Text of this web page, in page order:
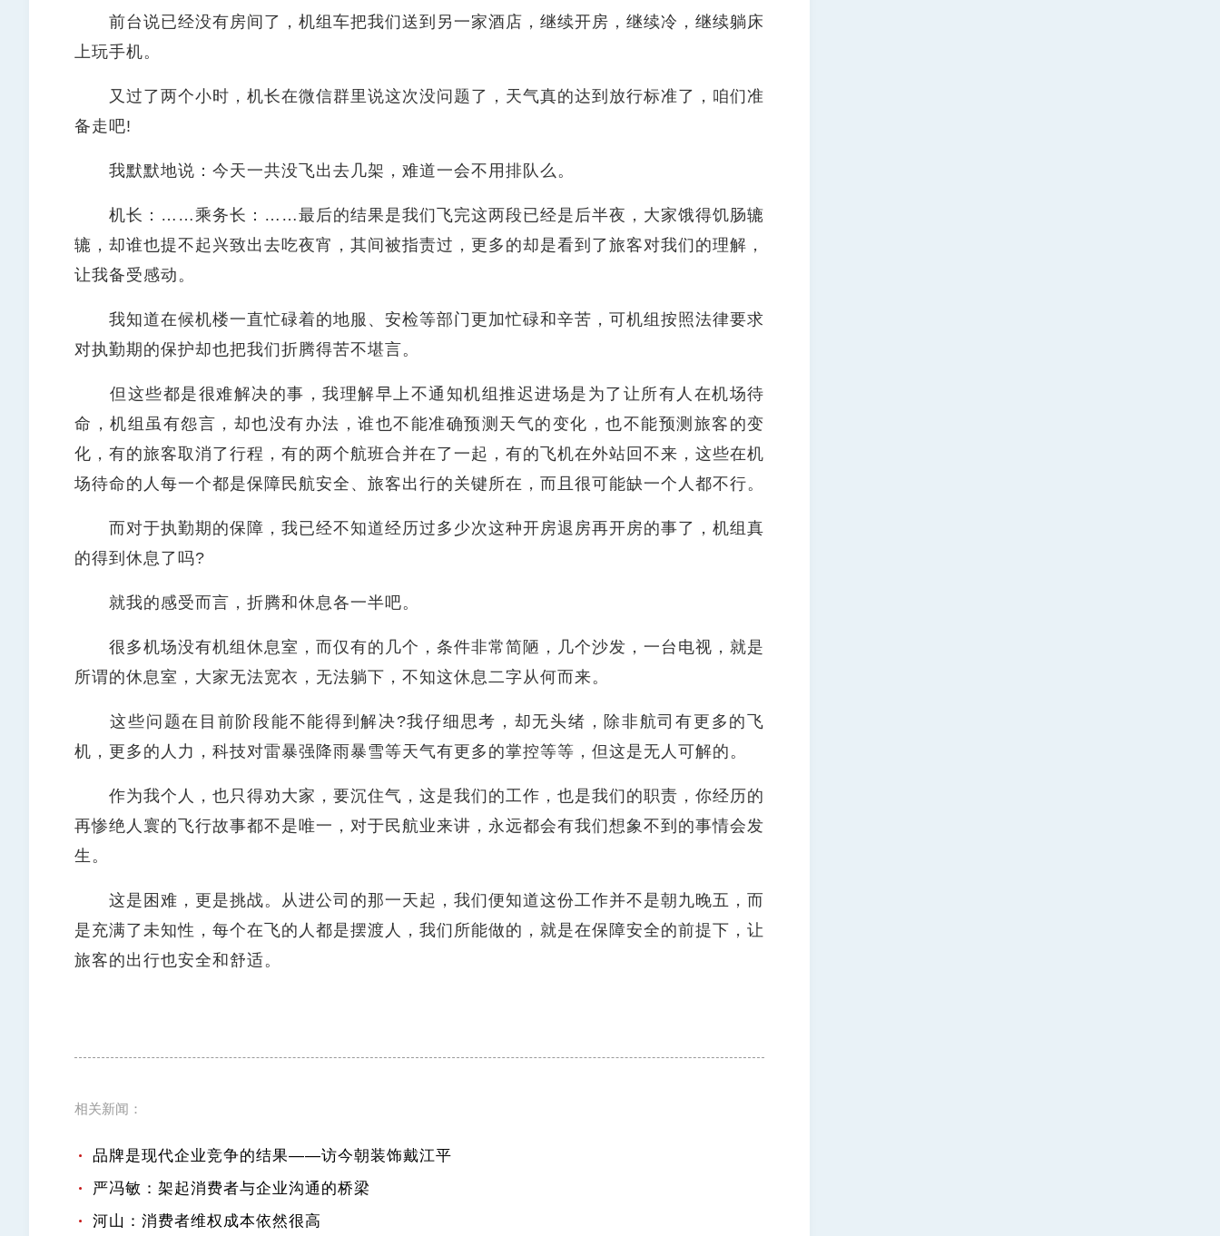
前台说已经没有房间了，机组车把我们送到另一家酒店，继续开房，继续冷，继续躺床
上玩手机。
又过了两个小时，机长在微信群里说这次没问题了，天气真的达到放行标准了，咱们准
备走吧!
我默默地说：今天一共没飞出去几架，难道一会不用排队么。
机长：……乘务长：……最后的结果是我们飞完这两段已经是后半夜，大家饿得饥肠辘
辘，却谁也提不起兴致出去吃夜宵，其间被指责过，更多的却是看到了旅客对我们的理解，
让我备受感动。
我知道在候机楼一直忙碌着的地服、安检等部门更加忙碌和辛苦，可机组按照法律要求
对执勤期的保护却也把我们折腾得苦不堪言。
但这些都是很难解决的事，我理解早上不通知机组推迟进场是为了让所有人在机场待
命，机组虽有怨言，却也没有办法，谁也不能准确预测天气的变化，也不能预测旅客的变
化，有的旅客取消了行程，有的两个航班合并在了一起，有的飞机在外站回不来，这些在机
场待命的人每一个都是保障民航安全、旅客出行的关键所在，而且很可能缺一个人都不行。
而对于执勤期的保障，我已经不知道经历过多少次这种开房退房再开房的事了，机组真
的得到休息了吗?
就我的感受而言，折腾和休息各一半吧。
很多机场没有机组休息室，而仅有的几个，条件非常简陋，几个沙发，一台电视，就是
所谓的休息室，大家无法宽衣，无法躺下，不知这休息二字从何而来。
这些问题在目前阶段能不能得到解决?我仔细思考，却无头绪，除非航司有更多的飞
机，更多的人力，科技对雷暴强降雨暴雪等天气有更多的掌控等等，但这是无人可解的。
作为我个人，也只得劝大家，要沉住气，这是我们的工作，也是我们的职责，你经历的
再惨绝人寰的飞行故事都不是唯一，对于民航业来讲，永远都会有我们想象不到的事情会发
生。
这是困难，更是挑战。从进公司的那一天起，我们便知道这份工作并不是朝九晚五，而
是充满了未知性，每个在飞的人都是摆渡人，我们所能做的，就是在保障安全的前提下，让
旅客的出行也安全和舒适。
相关新闻：
品牌是现代企业竞争的结果——访今朝装饰戴江平
严冯敏：架起消费者与企业沟通的桥梁
河山：消费者维权成本依然很高